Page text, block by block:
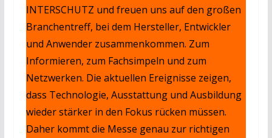
INTERSCHUTZ und freuen uns auf den großen
Branchentreff, bei dem Hersteller, Entwickler
und Anwender zusammenkommen. Zum
Informieren, zum Fachsimpeln und zum
Netzwerken. Die aktuellen Ereignisse zeigen,
dass Technologie, Ausstattung und Ausbildung
wieder stärker in den Fokus rücken müssen.
Daher kommt die Messe genau zur richtigen